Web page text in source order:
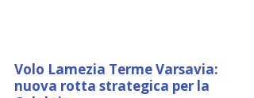
Volo Lamezia Terme Varsavia:
nuova rotta strategica per la